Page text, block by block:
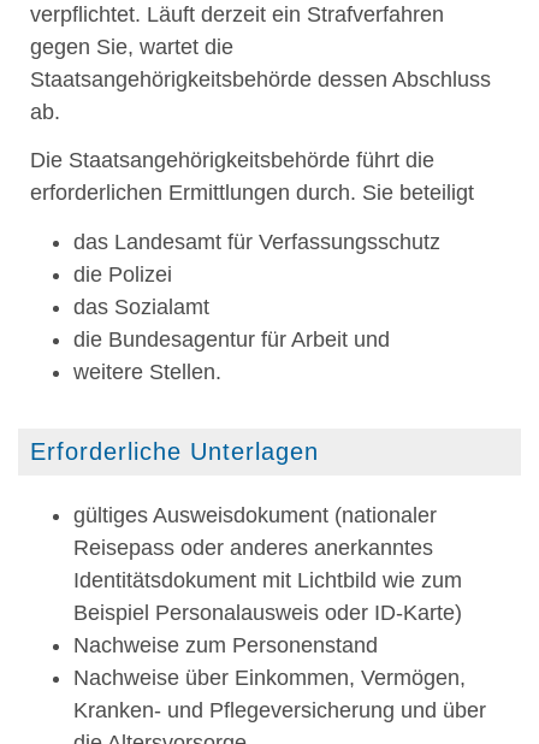
verpflichtet. Läuft derzeit ein Strafverfahren
gegen Sie, wartet die
Staatsangehörigkeitsbehörde dessen Abschluss
ab.
Die Staatsangehörigkeitsbehörde führt die
erforderlichen Ermittlungen durch. Sie beteiligt
das Landesamt für Verfassungsschutz
die Polizei
das Sozialamt
die Bundesagentur für Arbeit und
weitere Stellen.
Erforderliche Unterlagen
gültiges Ausweisdokument (nationaler
Reisepass oder anderes anerkanntes
Identitätsdokument mit Lichtbild wie zum
Beispiel Personalausweis oder ID-Karte)
Nachweise zum Personenstand
Nachweise über Einkommen, Vermögen,
Kranken- und Pflegeversicherung und über